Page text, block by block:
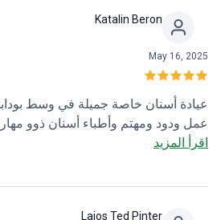
Katalin Beron
May 16, 2025
عيادة أسنان خاصة جميلة في وسط
عمل ودود ومهتم وأطباء أسنان ذوو
يلبيون مجموعة واسعة من احتياجات
اقرأ المزيد
Lajos Ted Pinter